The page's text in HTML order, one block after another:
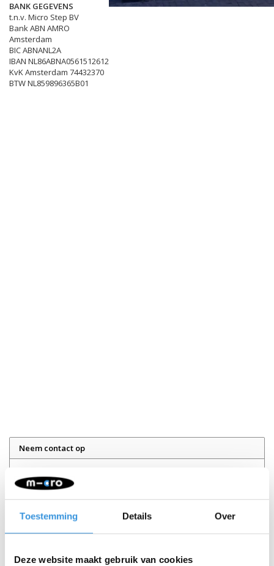
Toestemming Details Over
Deze website maakt gebruik van cookies
BANK GEGEVENS
t.n.v. Micro Step BV
Bank ABN AMRO
Amsterdam
BIC ABNANL2A
IBAN NL86ABNA0561512612
KvK Amsterdam 74432370
BTW NL859896365B01
Neem contact op
Naam:*
Bedrijf:
E-mail:*